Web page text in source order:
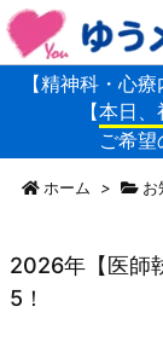
【精神科・心
【本日、
ご希
ホーム > お
2026年【医師
5！